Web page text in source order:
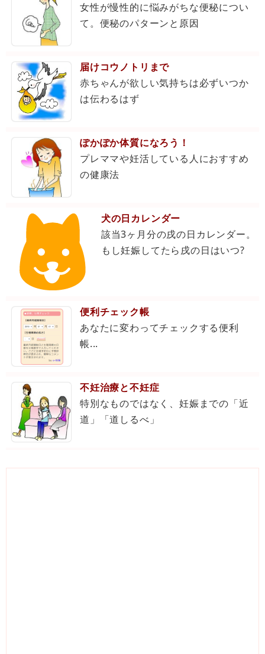
女性が慢性的に悩みがちな便秘につい
て。便秘のパターンと原因
届けコウノトリまで
赤ちゃんが欲しい気持ちは必ずいつか
は伝わるはず
ぽかぽか体質になろう！
プレママや妊活している人におすすめ
の健康法
犬の日カレンダー
該当3ヶ月分の戌の日カレンダー。
もし妊娠してたら戌の日はいつ?
便利チェック帳
あなたに変わってチェックする便利
帳...
不妊治療と不妊症
特別なものではなく、妊娠までの「近
道」「道しるべ」